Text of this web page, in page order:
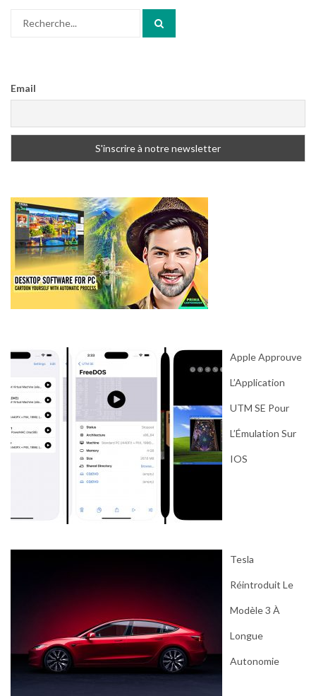
Email
Apple Approuve
L’Application
UTM SE Pour
L’Émulation Sur
IOS
Tesla
Réintroduit Le
Modèle 3 À
Longue
Autonomie